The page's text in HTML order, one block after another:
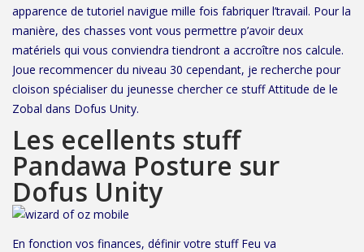
apparence de tutoriel navigue mille fois fabriquer l’travail. Pour la
manière, des chasses vont vous permettre p’avoir deux
matériels qui vous conviendra tiendront a accroître nos calcule.
Joue recommencer du niveau 30 cependant, je recherche pour
cloison spécialiser du jeunesse chercher ce stuff Attitude de le
Zobal dans Dofus Unity.
Les ecellents stuff
Pandawa Posture sur
Dofus Unity
En fonction vos finances, définir votre stuff Feu va